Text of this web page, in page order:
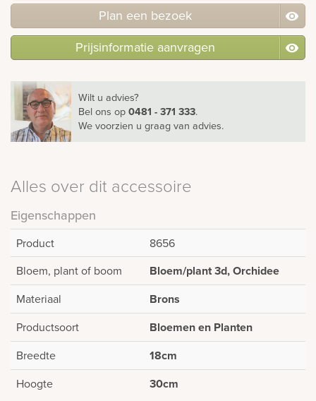
Plan een bezoek
Prijsinformatie aanvragen
Wilt u advies?
Bel ons op0481 - 371 333.
We voorzien u graag van advies.
Alles over dit accessoire
Eigenschappen
Product
8656
Bloem, plant of boom
Bloem/plant 3d, Orchidee
Materiaal Brons
Productsoort Bloemen en Planten
Breedte 18cm
Hoogte 30cm